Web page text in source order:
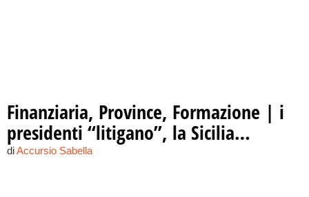
Finanziaria, Province, Formazione | i
presidenti “litigano”, la Sicilia…
diAccursio Sabella